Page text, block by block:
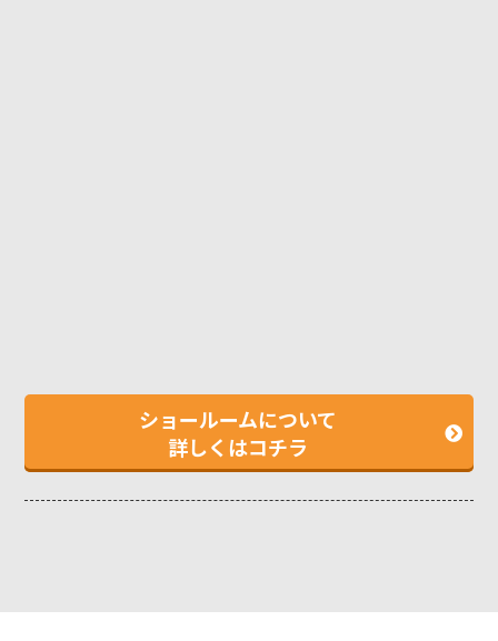
ショールームについて
詳しくはコチラ